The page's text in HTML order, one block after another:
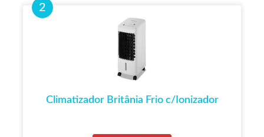
Climatizador Britânia Frio c/Ionizador